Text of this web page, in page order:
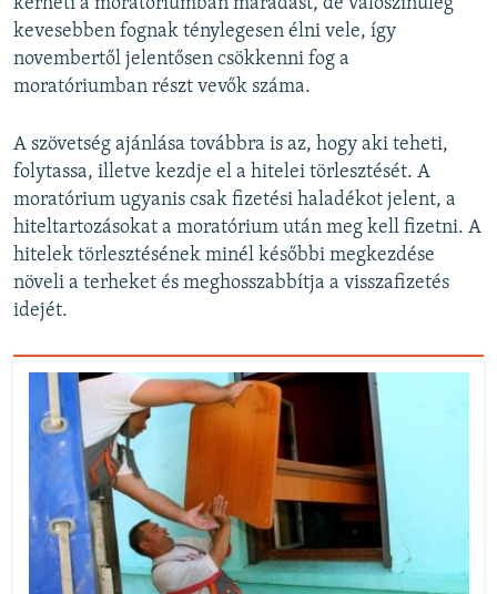
kevesebben fognak ténylegesen élni vele, így
novembertől jelentősen csökkenni fog a
moratóriumban részt vevők száma.
A szövetség ajánlása továbbra is az, hogy aki teheti,
folytassa, illetve kezdje el a hitelei törlesztését. A
moratórium ugyanis csak fizetési haladékot jelent, a
hiteltartozásokat a moratórium után meg kell fizetni. A
hitelek törlesztésének minél későbbi megkezdése
növeli a terheket és meghosszabbítja a visszafizetés
idejét.